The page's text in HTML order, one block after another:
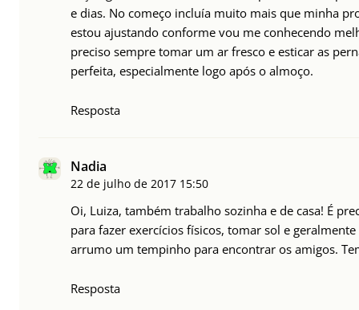
e dias. No começo incluía muito mais que minha
estou ajustando conforme vou me conhecendo
preciso sempre tomar um ar fresco e esticar as
perfeita, especialmente logo após o almoço.
Resposta
Nadia
22 de julho de 2017 15:50
Oi, Luiza, também trabalho sozinha e de casa! É
para fazer exercícios físicos, tomar sol e
arrumo um tempinho para encontrar os amigos.
Resposta